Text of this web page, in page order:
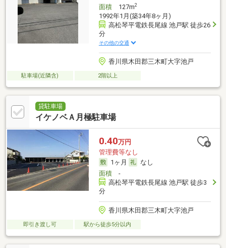
面積127m2
1992年1月(築34年8ヶ月)
高松琴平電鉄長尾線 池戸駅 徒歩26
分
その他の交通
香川県木田郡三木町大字池戸
駐車場(近隣含) 2階以上
貸駐車場
イケノベＡ月極駐車場
0.40万円
管理費等なし
1ヶ月
なし
面積-
高松琴平電鉄長尾線 池戸駅 徒歩3
分
香川県木田郡三木町大字池戸
即引き渡し可 駅から徒歩5分以内